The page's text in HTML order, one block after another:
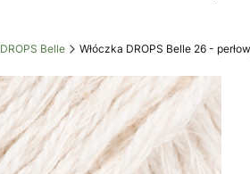
DROPS Belle Włóczka DROPS Belle 26 -